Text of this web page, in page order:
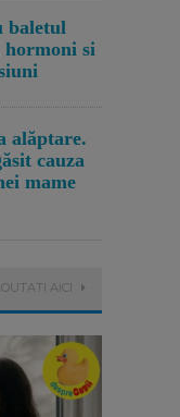
baletul
hormoni si
alăptare.
cauza
mame
AICI